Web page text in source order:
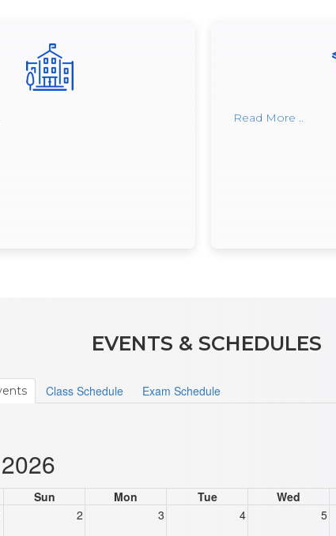
Read More ..
EVENTS & SCHEDULES
Class Schedule Exam Schedule
Sun Mon Tue Wed
2 3 4 5